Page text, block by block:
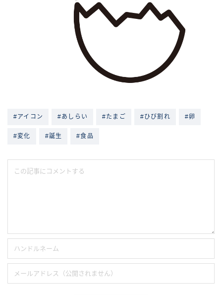
#アイコン #あしらい #たまご #ひび割れ #卵
#変化 #誕生 #食品